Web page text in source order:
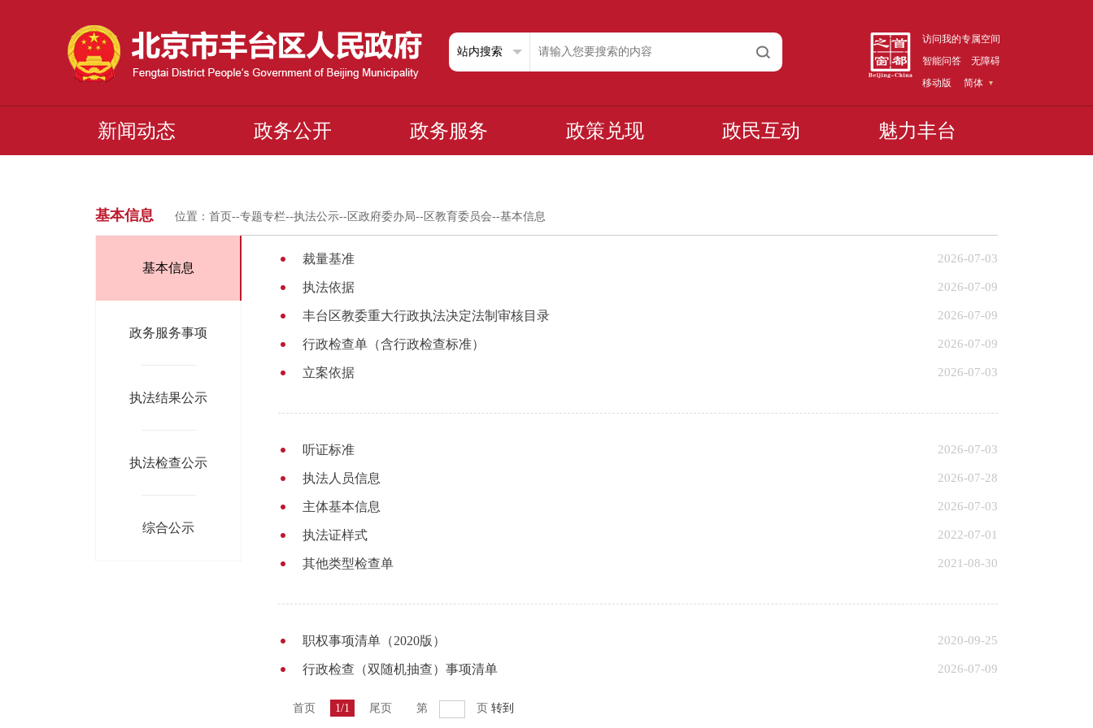
访问我的专属空间
智能问答
无障碍
移动版
简体
新闻动态 政务公开 政务服务 政策兑现 政民互动 魅力丰台
基本信息 位置： 首页 --专题专栏--执法公示-- 区政府委办局-- 区教育委员会--基本信息
基本信息
政务服务事项
执法结果公示
执法检查公示
综合公示
裁量基准 2026-07-03
执法依据 2026-07-09
丰台区教委重大行政执法决定法制审核目录 2026-07-09
行政检查单（含行政检查标准） 2026-07-09
立案依据 2026-07-03
听证标准 2026-07-03
执法人员信息 2026-07-28
主体基本信息 2026-07-03
执法证样式 2022-07-01
其他类型检查单 2021-08-30
职权事项清单（2020版） 2020-09-25
行政检查（双随机抽查）事项清单 2026-07-09
首页 1/1 尾页 第 页 转到